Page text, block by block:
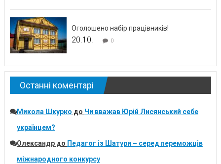
Оголошено набір працівників!
20.10. 0
Останні коментарі
Микола Шкурко до Чи вважав Юрій Лисянський себе
українцем?
Олександрдо Педагог із Шатури – серед переможців
міжнародного конкурсу